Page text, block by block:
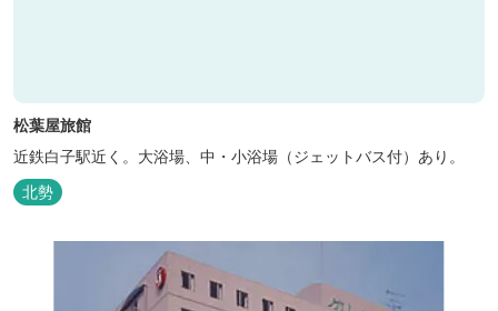
松葉屋旅館
近鉄白子駅近く。大浴場、中・小浴場（ジェットバス付）あり。
北勢